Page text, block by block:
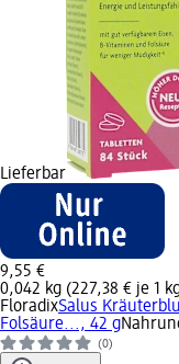
Lieferbar
9,55 €
0,042 kg (227,38 € je 1
FloradixSalus
Folsäure..., 42 g
(0)